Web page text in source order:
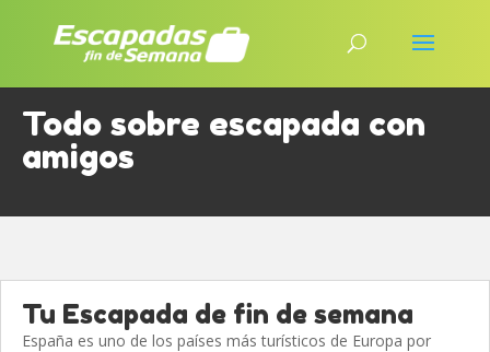
Todo sobre escapada con
amigos
Tu Escapada de fin de semana
España es uno de los países más turísticos de Europa por